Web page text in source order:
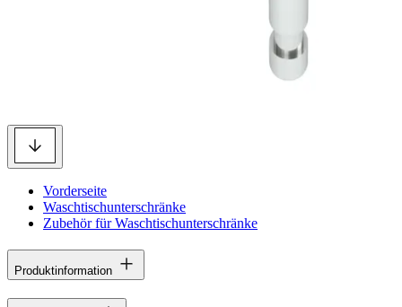
Vorderseite
Waschtischunterschränke
Zubehör für Waschtischunterschränke
Produktinformation